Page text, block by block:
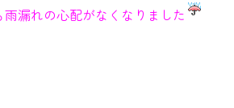
漏れの心配がなくなりました